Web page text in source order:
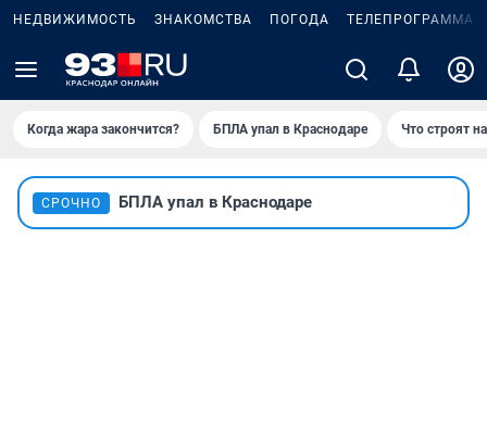
НЕДВИЖИМОСТЬ ЗНАКОМСТВА ПОГОДА ТЕЛЕПРОГРАММА
Когда жара закончится? БПЛА упал в Краснодаре Что строят
СРОЧНО БПЛА упал в Краснодаре